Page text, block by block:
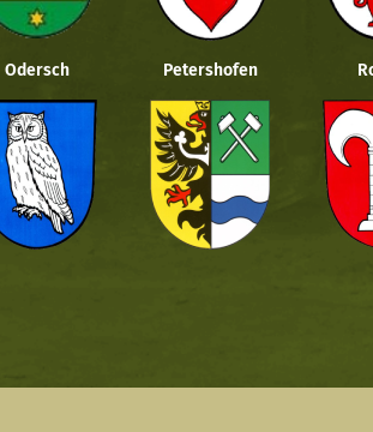
Odersch Petershofen